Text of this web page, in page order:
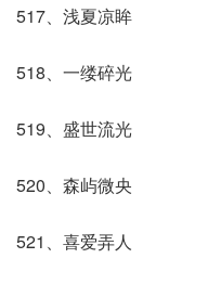
517、浅夏凉眸
518、一缕碎光
519、盛世流光
520、森屿微央
521、喜爱弄人